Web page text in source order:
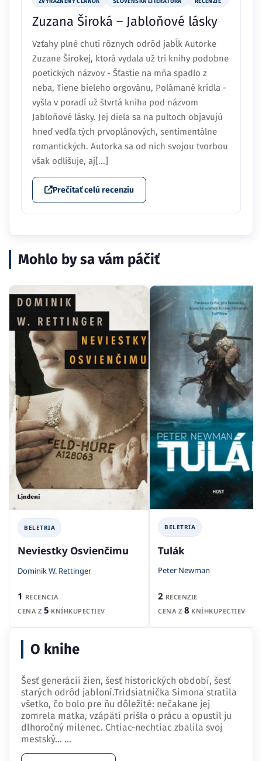
Zuzana Široká – Jabloňové lásky
Vzťahy plné chutí rôznych odrôd jabĺk Autorke
Zuzane Širokej, ktorá vydala už tri knihy podobne
poetických názvov - Šťastie na mňa spadlo z
neba, Tiene bieleho orgovánu, Polámané krídla -
vyšla v poradí už štvrtá kniha pod názvom
Jabloňové lásky. Jej diela sa na pultoch objavujú
hneď vedľa tých prvoplánových, sentimentálne
romantických. Autorka sa od nich svojou tvorbou
však odlišuje, aj[...]
Prečítať celú recenziu
Mohlo by sa vám páčiť
BELETRIA
Neviestky Osvienčimu
Dominik W. Rettinger
1 RECENCIA
CENA Z 5 KNÍHKUPECTIEV
BELETRIA
Tulák
Peter Newman
2 RECENZIE
CENA Z 8 KNÍHKUPECTIEV
O knihe
Šesť generácií žien, šesť historických období, šesť
starých odrôd jabloní.Tridsiatnička Simona stratila
všetko, čo bolo pre ňu dôležité: nečakane jej
zomrela matka, vzápätí prišla o prácu a opustil ju
dlhoročný milenec. Chtiac-nechtiac zbalila svoj
mestský… ...